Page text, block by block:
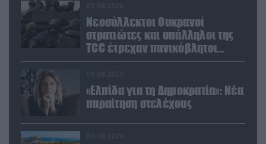
Νεοσύλλεκτοι Ουκρανοί
στρατιώτες και υπάλληλοι της
TCC έτρεχαν πανικόβλητοι
αλλά… εξοντώθηκαν – Δείτε
«Ελπίδα για τη Δημοκρατία»: Νέα
παραίτηση στελέχους